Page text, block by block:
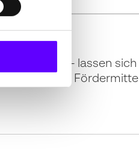
PFIF – lassen sich
attraktive Fördermittel